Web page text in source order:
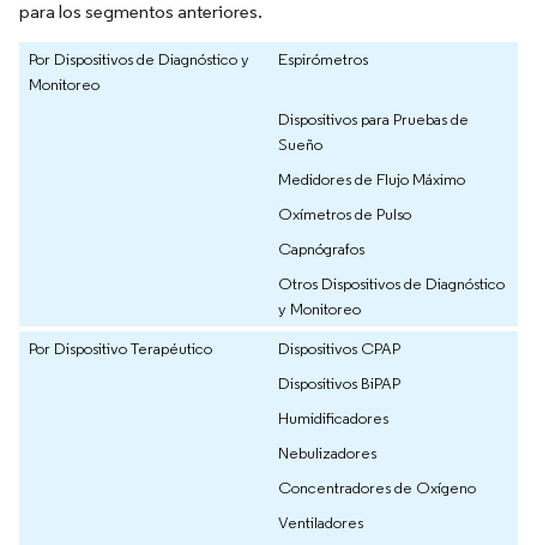
para los segmentos anteriores.
Por Dispositivos de Diagnóstico y
Monitoreo
Espirómetros
Dispositivos para Pruebas de
Sueño
Medidores de Flujo Máximo
Oxímetros de Pulso
Capnógrafos
Otros Dispositivos de Diagnóstico
y Monitoreo
Por Dispositivo Terapéutico
Dispositivos CPAP
Dispositivos BiPAP
Humidificadores
Nebulizadores
Concentradores de Oxígeno
Ventiladores